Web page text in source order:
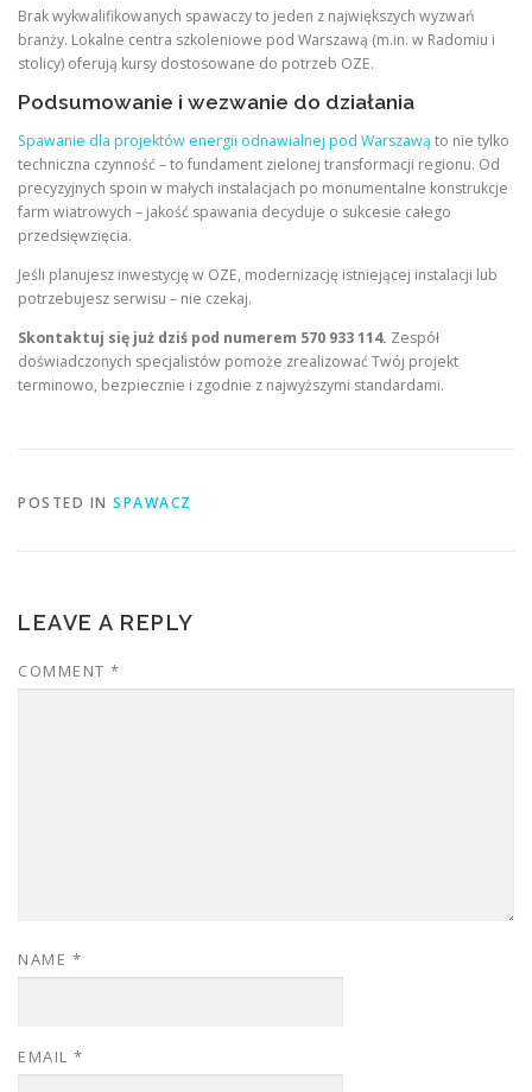
Brak wykwalifikowanych spawaczy to jeden z największych wyzwań
branży. Lokalne centra szkoleniowe pod Warszawą (m.in. w Radomiu i
stolicy) oferują kursy dostosowane do potrzeb OZE.
Podsumowanie i wezwanie do działania
Spawanie dla projektów energii odnawialnej pod Warszawą to nie tylko
techniczna czynność – to fundament zielonej transformacji regionu. Od
precyzyjnych spoin w małych instalacjach po monumentalne konstrukcje
farm wiatrowych – jakość spawania decyduje o sukcesie całego
przedsięwzięcia.
Jeśli planujesz inwestycję w OZE, modernizację istniejącej instalacji lub
potrzebujesz serwisu – nie czekaj.
Skontaktuj się już dziś pod numerem 570 933 114. Zespół
doświadczonych specjalistów pomoże zrealizować Twój projekt
terminowo, bezpiecznie i zgodnie z najwyższymi standardami.
POSTED IN SPAWACZ
LEAVE A REPLY
COMMENT *
NAME *
EMAIL *